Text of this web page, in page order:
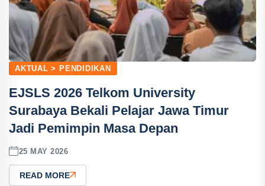
AKTUAL > PENDIDIKAN
EJSLS 2026 Telkom University
Surabaya Bekali Pelajar Jawa Timur
Jadi Pemimpin Masa Depan
25 MAY 2026
READ MORE